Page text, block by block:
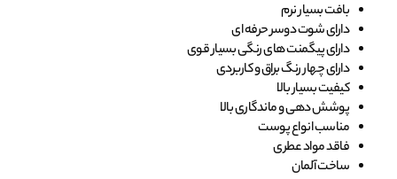
بافت بسیار نرم
دارای شوت دوسر حرفه ای
دارای پیگمنت های رنگی بسیار قوی
دارای چهار رنگ براق و کاربردی
کیفیت بسیار بالا
پوشش دهی و ماندگاری بالا
مناسب انواع پوست
فاقد مواد عطری
ساخت آلمان